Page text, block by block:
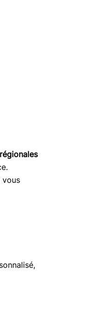
vous